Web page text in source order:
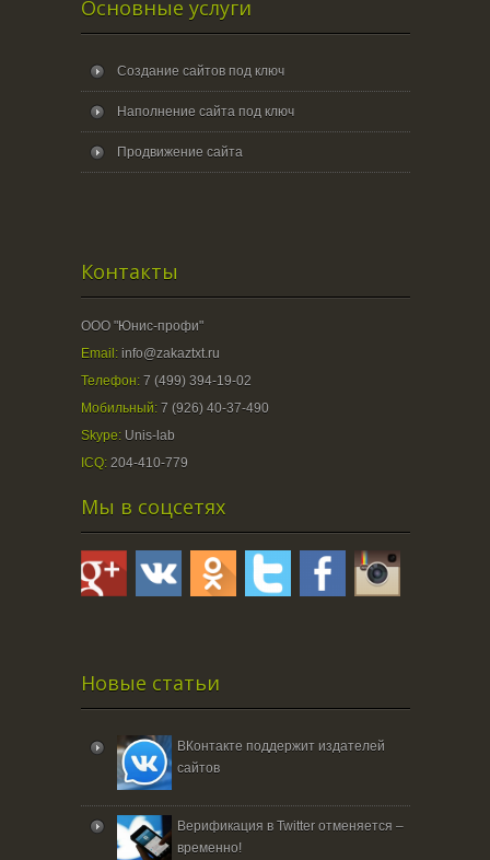
Основные услуги
Создание сайтов под ключ
Наполнение сайта под ключ
Продвижение сайта
Контакты
ООО "Юнис-профи"
Email: info@zakaztxt.ru
Телефон:7 (499) 394-19-02
Мобильный:7 (926) 40-37-490
Skype: Unis-lab
ICQ:204-410-779
Мы в соцсетях
Новые статьи
ВКонтакте поддержит издателей
сайтов
Верификация в Twitter отменяется –
временно!